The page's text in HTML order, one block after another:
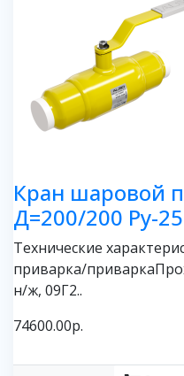
Кран шаровой
Д=200/200 Ру-
Технические
приварка/
н/ж, 09Г2..
74600.00р.